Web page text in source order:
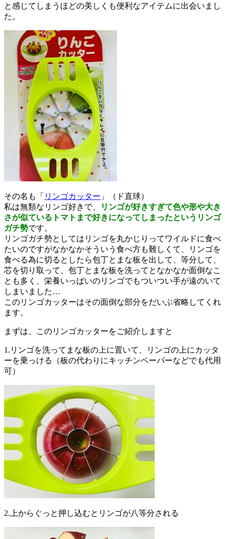
と感じてしまうほどの美しくも便利なアイテムに出会いまし
た。
その名も「 リンゴカッター 」（ド直球）
私は無類なリンゴ好きで、
リンゴが好きすぎて色や形や大き
さが似ているトマトまで好きになってしまったというリンゴ
ガチ勢です。
リンゴガチ勢としてはリンゴを丸かじりってワイルドに食べ
たいのですがなかなかそういう食べ方も難しくて、リンゴを
食べる為に切るとしたら包丁とまな板を出して、等分して、
芯を切り取って、包丁とまな板を洗ってとなかなか面倒なこ
とも多く、栄養いっぱいのリンゴでもついつい手が遠のいて
しまいました…
このリンゴカッターはその面倒な部分をだいぶ省略してくれ
ます。
まずは、このリンゴカッターをご紹介しますと
1.リンゴを洗ってまな板の上に置いて、リンゴの上にカッタ
ーを乗っける（板の代わりにキッチンペーパーなどでも代用
可）
2.上からぐっと押し込むとリンゴが八等分される